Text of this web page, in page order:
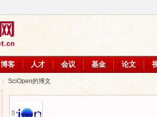
博客 人才 会议 基金 论文
SciOpen的博文
加为好友